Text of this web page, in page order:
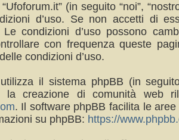
(in seguito “noi”,
d’uso. Se non accetti di
Le condizioni d’uso possono
con frequenza queste
condizioni d’uso.
utilizza il sistema phpBB (in
la creazione di comunità web
. Il software phpBB facilita le
su phpBB: https://